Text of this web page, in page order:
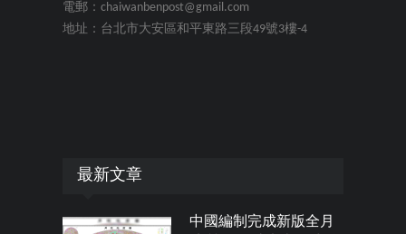
電郵：chaiwanbenpost@gmail.com
地址：台北市大安區和平東路三段49號3樓-4
最新文章
中國編制完成新版全月